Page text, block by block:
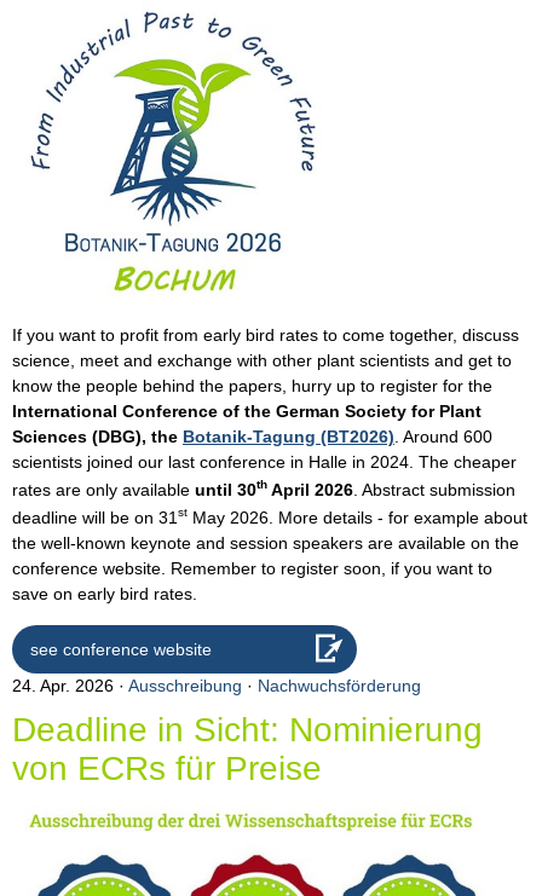
If you want to profit from early bird rates to come together, discuss
science, meet and exchange with other plant scientists and get to
know the people behind the papers, hurry up to register for the
International Conference of the German Society for Plant
Sciences (DBG), the Botanik-Tagung (BT2026) . Around 600
scientists joined our last conference in Halle in 2024. The cheaper
rates are only available until 30th April 2026 . Abstract submission
deadline will be on 31 st May 2026. More details - for example about
the well-known keynote and session speakers are available on the
conference website. Remember to register soon, if you want to
save on early bird rates.
see conference website
24. Apr. 2026
Ausschreibung · Nachwuchsförderung
Deadline in Sicht: Nominierung
von ECRs für Preise